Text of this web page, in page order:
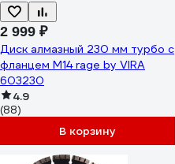
2 999 ₽
Диск алмазный 230 мм турбо с
фланцем М14 rage by VIRA
603230
4.9
(88)
В корзину